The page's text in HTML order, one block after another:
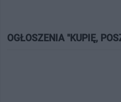
OGŁOSZENIA "KUPIĘ,